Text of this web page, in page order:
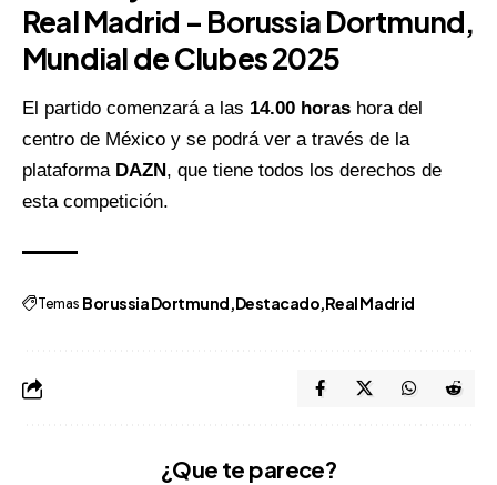
Real Madrid – Borussia Dortmund,
Mundial de Clubes 2025
El partido comenzará a las 14.00 horas hora del
centro de México y se podrá ver a través de la
plataforma DAZN , que tiene todos los derechos de
esta competición.
Temas Borussia Dortmund Destacado Real Madrid
¿Que te parece?